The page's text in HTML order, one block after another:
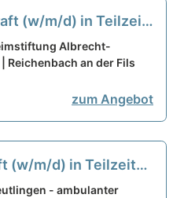
(w/m/d) in Teilzeit
nach Deinen
neu
Albrecht-
Reichenbach an der Fils
zum Angebot
(w/m/d) in Teilzeit
Sie mit ins
- ambulanter